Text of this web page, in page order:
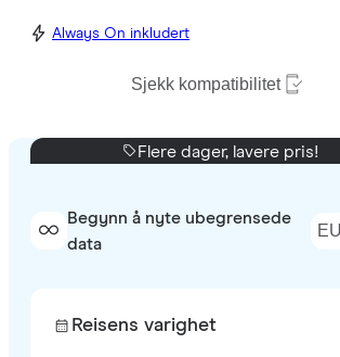
Always On inkludert
Sjekk kompatibilitet
Flere dager, lavere pris!
Begynn å nyte ubegrensede
data
Reisens varighet